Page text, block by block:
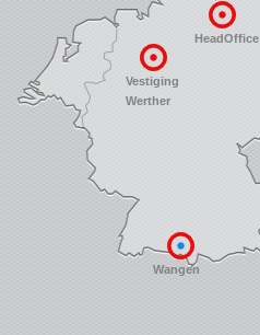
HeadOffice
Vestiging
Werther
Wangen